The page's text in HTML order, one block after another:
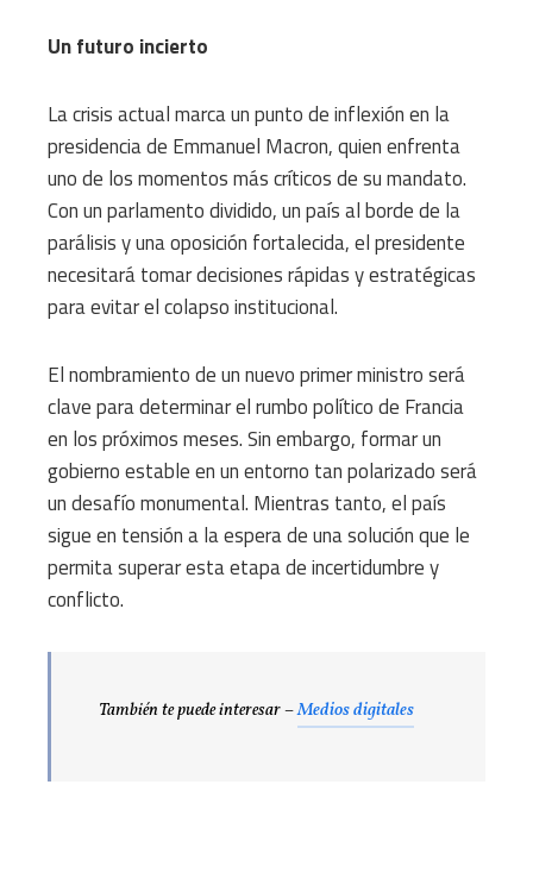
Un futuro incierto
La crisis actual marca un punto de inflexión en la
presidencia de Emmanuel Macron, quien enfrenta
uno de los momentos más críticos de su mandato.
Con un parlamento dividido, un país al borde de la
parálisis y una oposición fortalecida, el presidente
necesitará tomar decisiones rápidas y estratégicas
para evitar el colapso institucional.
El nombramiento de un nuevo primer ministro será
clave para determinar el rumbo político de Francia
en los próximos meses. Sin embargo, formar un
gobierno estable en un entorno tan polarizado será
un desafío monumental. Mientras tanto, el país
sigue en tensión a la espera de una solución que le
permita superar esta etapa de incertidumbre y
conflicto.
También te puede interesar –Medios digitales